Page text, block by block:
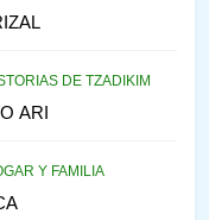
DE TZADIKIM
ARI
Y FAMILIA
ALEGRÍA EN
QUÉ
LA QUEJA DE